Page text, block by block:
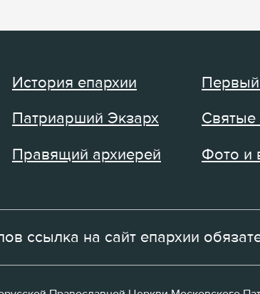
История епархии
Патриарший Экзарх
Правящий архиерей
Святые
Фото и
ссылка на сайт епархии